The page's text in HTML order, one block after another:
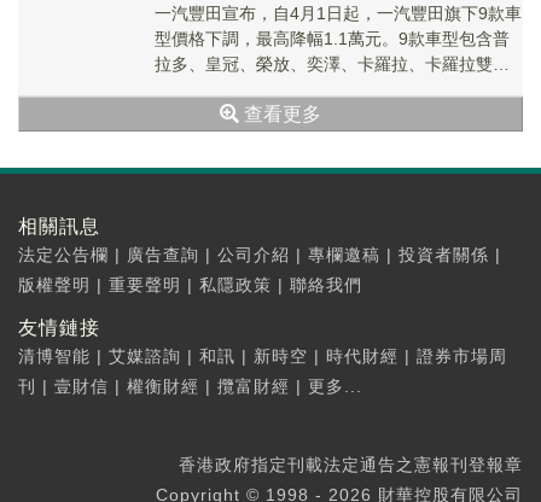
一汽豐田宣布，自4月1日起，一汽豐田旗下9款車
型價格下調，最高降幅1.1萬元。9款車型包含普
拉多、皇冠、榮放、奕澤、卡羅拉、卡羅拉雙
多最高降幅1.1萬元。
查看更多
相關訊息
法定公告欄 | 廣告查詢 | 公司介紹 | 專欄邀稿 | 投資者關係 |
版權聲明 | 重要聲明 | 私隱政策 | 聯絡我們
友情鏈接
清博智能 | 艾媒諮詢 | 和訊 | 新時空 | 時代財經 | 證券市場周
刊
| 壹財信 | 權衡財經 | 攬富財經 | 更多...
香港政府指定刊載法定通告之憲報刊登報章
Copyright © 1998 - 2026 財華控股有限公司